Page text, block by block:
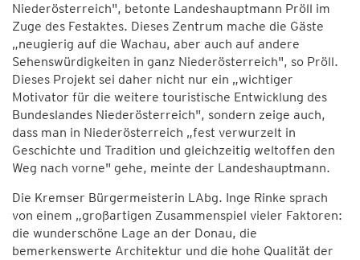
Niederösterreich", betonte Landeshauptmann Pröll im
Zuge des Festaktes. Dieses Zentrum mache die Gäste
„neugierig auf die Wachau, aber auch auf andere
Sehenswürdigkeiten in ganz Niederösterreich", so Pröll.
Dieses Projekt sei daher nicht nur ein „wichtiger
Motivator für die weitere touristische Entwicklung des
Bundeslandes Niederösterreich", sondern zeige auch,
dass man in Niederösterreich „fest verwurzelt in
Geschichte und Tradition und gleichzeitig weltoffen den
Weg nach vorne" gehe, meinte der Landeshauptmann.
Die Kremser Bürgermeisterin LAbg. Inge Rinke sprach
von einem „großartigen Zusammenspiel vieler Faktoren:
die wunderschöne Lage an der Donau, die
bemerkenswerte Architektur und die hohe Qualität der